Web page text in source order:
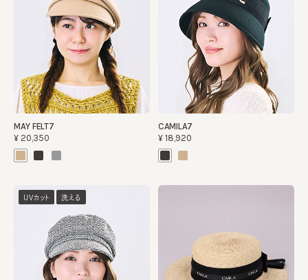
MAY FELT7
¥20,350
CAMILA7
¥18,920
UVカット 洗える